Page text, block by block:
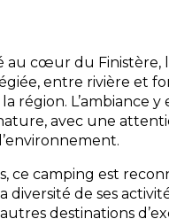
au cœur du Finistère,
entre rivière et
région. L’ambiance
avec une
ce camping est
diversité de ses
destinations